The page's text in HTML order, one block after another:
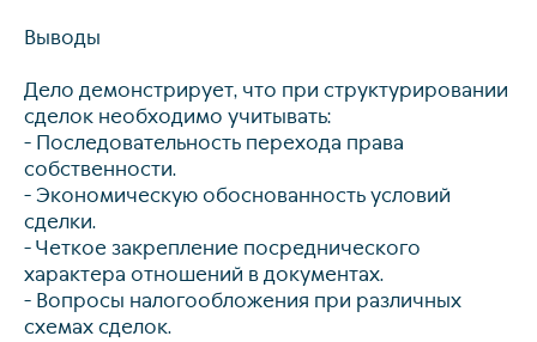
Выводы
Дело демонстрирует, что при структурировании
сделок необходимо учитывать:
- Последовательность перехода права
собственности.
- Экономическую обоснованность условий
сделки.
- Четкое закрепление посреднического
характера отношений в документах.
- Вопросы налогообложения при различных
схемах сделок.